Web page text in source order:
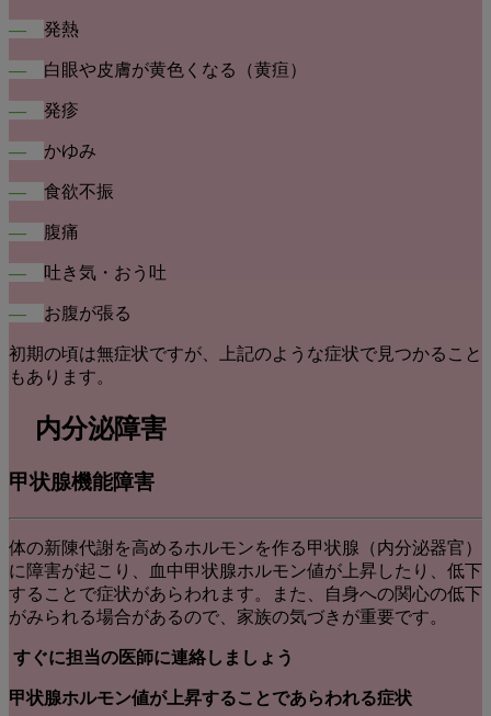
― 発熱
― 白眼や皮膚が黄色くなる（黄疸）
― 発疹
― かゆみ
― 食欲不振
― 腹痛
― 吐き気・おう吐
― お腹が張る
初期の頃は無症状ですが、上記のような症状で見つかること
もあります。
内分泌障害
甲状腺機能障害
体の新陳代謝を高めるホルモンを作る甲状腺（内分泌器官）
に障害が起こり、血中甲状腺ホルモン値が上昇したり、低下
することで症状があらわれます。また、自身への関心の低下
がみられる場合があるので、家族の気づきが重要です。
すぐに担当の医師に連絡しましょう
甲状腺ホルモン値が上昇することであらわれる症状